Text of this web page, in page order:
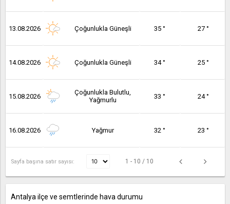
13.08.2026 Çoğunlukla Güneşli 35 ° 27 °
14.08.2026 Çoğunlukla Güneşli 34 ° 25 °
15.08.2026
Çoğunlukla Bulutlu,
Yağmurlu
33 ° 24 °
16.08.2026 Yağmur 32 ° 23 °
Sayfa başına satır sayısı: 1 - 10 / 10
Antalya ilçe ve semtlerinde hava durumu